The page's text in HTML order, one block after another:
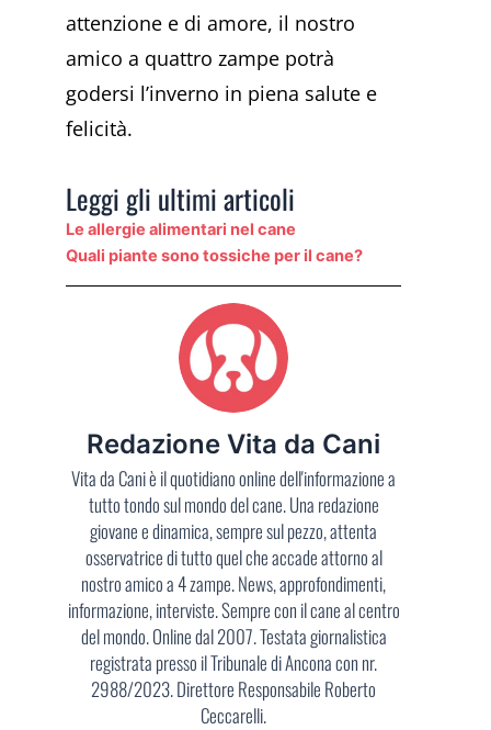
attenzione e di amore, il nostro
amico a quattro zampe potrà
godersi l’inverno in piena salute e
felicità.
Leggi gli ultimi articoli
Le allergie alimentari nel cane
Quali piante sono tossiche per il cane?
Redazione Vita da Cani
Vita da Cani è il quotidiano online dell'informazione a
tutto tondo sul mondo del cane. Una redazione
giovane e dinamica, sempre sul pezzo, attenta
osservatrice di tutto quel che accade attorno al
nostro amico a 4 zampe. News, approfondimenti,
informazione, interviste. Sempre con il cane al centro
del mondo. Online dal 2007. Testata giornalistica
registrata presso il Tribunale di Ancona con nr.
2988/2023. Direttore Responsabile Roberto
Ceccarelli.